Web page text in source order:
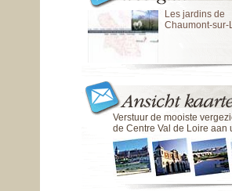
Les jardins de
Chaumont-sur-
Verstuur de mooiste
de Centre Val de Loire aan